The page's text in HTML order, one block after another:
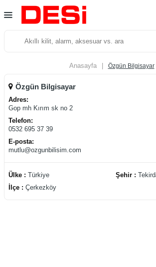
Anasayfa Özgün Bilgisayar
Özgün Bilgisayar
Adres:
Gop mh Kırım sk no 2
Telefon:
0532 695 37 39
E-posta:
mutlu@ozgunbilisim.com
Ülke : Türkiye Şehir :
İlçe : Çerkezköy